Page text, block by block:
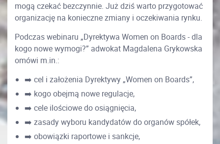
mogą czekać bezczynnie. Już dziś warto przygotować
organizację na konieczne zmiany i oczekiwania rynku.
Podczas webinaru „Dyrektywa Women on Boards - dla
kogo nowe wymogi?” adwokat Magdalena Grykowska
omówi m.in.:
➡️ cel i założenia Dyrektywy „Women on Boards”,
➡️ kogo obejmą nowe regulacje,
➡️ cele ilościowe do osiągnięcia,
➡️ zasady wyboru kandydatów do organów spółek,
➡️ obowiązki raportowe i sankcje,